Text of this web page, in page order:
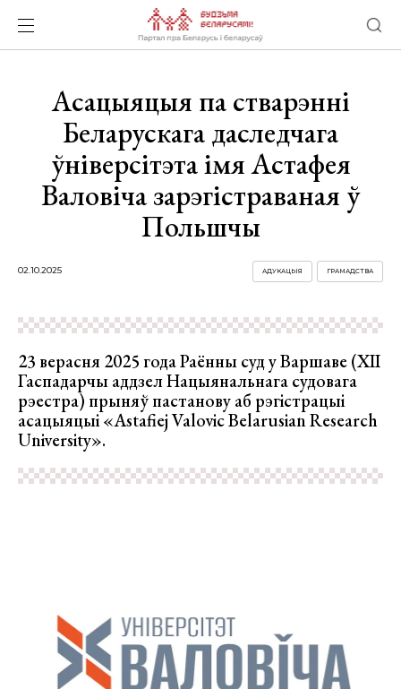
Асацыяцыя па стварэнні
Беларускага даследчага
ўніверсітэта імя Астафея
Валовіча зарэгістраваная ў
Польшчы
02.10.2025 ГРАМАДСТВА
АДУКАЦЫЯ
23 верасня 2025 года Раённы суд у Варшаве (XII
Гаспадарчы аддзел Нацыянальнага судовага
рэестра) прыняў пастанову аб рэгістрацыі
асацыяцыі «Astafiej Valovic Belarusian Research
University».